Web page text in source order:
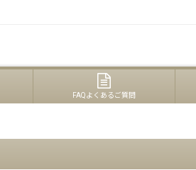
FAQよくあるご質問